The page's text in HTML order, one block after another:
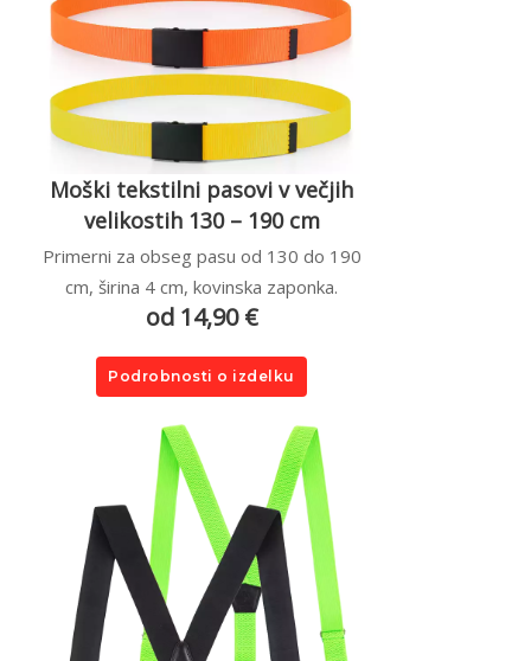
Moški tekstilni pasovi v večjih
velikostih 130 – 190 cm
Primerni za obseg pasu od 130 do 190
cm, širina 4 cm, kovinska zaponka.
od 14,90 €
Podrobnosti o izdelku